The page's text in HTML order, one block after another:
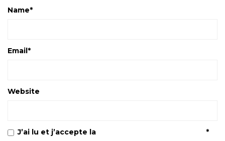
Name*
Email*
Website
J’ai lu et j’accepte la *